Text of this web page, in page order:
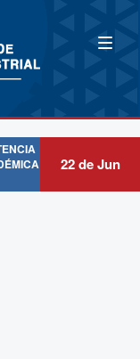
22 de Jun